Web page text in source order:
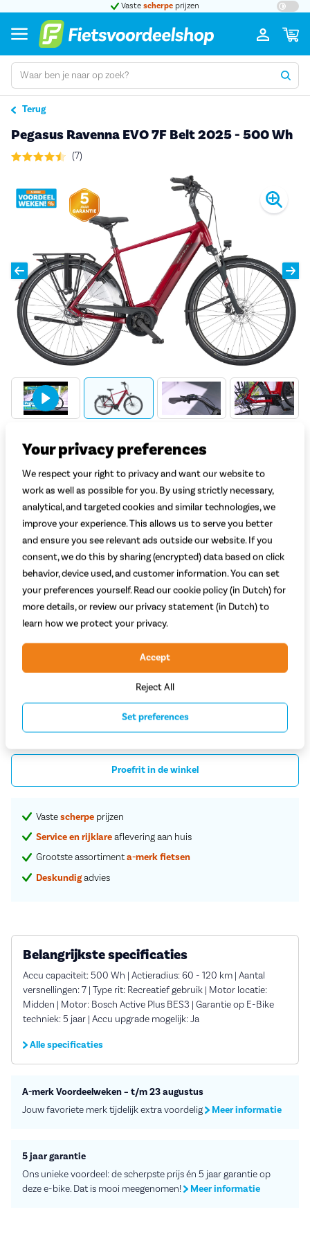
Vaste scherpe prijzen
Terug
Pegasus Ravenna EVO 7F Belt 2025 - 500 Wh
(7)
Welk model kies je?
Dames Heren
Welke kleur kies je?
Rood Grijs Mat
Welke maat kies je?
Maat 50
160 - 170 cm
Maat 55
171 - 180 cm
Maat 60
181 - 190 cm
Maat 65
191 - 200 cm
Welke accu kies je?Uitleg
500 Wh
60 - 120 km
Adviesprijs3.549,-
Proefrit in de winkel
Vastescherpeprijzen
Service en rijklareaflevering aan huis
Grootste assortimenta-merk fietsen
Deskundigadvies
Belangrijkste specificaties
Accu capaciteit: 500 Wh | Actieradius: 60 - 120 km | Aantal
versnellingen: 7 | Type rit: Recreatief gebruik | Motor locatie:
Midden | Motor: Bosch Active Plus BES3 | Garantie op E-Bike
techniek: 5 jaar | Accu upgrade mogelijk: Ja
Alle specificaties
A-merk Voordeelweken – t/m 23 augustus
Jouw favoriete merk tijdelijk extra voordelig
Meer informatie
5 jaar garantie
Ons unieke voordeel: de scherpste prijs én 5 jaar garantie op
deze e-bike. Dat is mooi meegenomen!
Meer informatie
Your privacy preferences
We respect your right to privacy and want our website to
work as well as possible for you. By using strictly necessary,
analytical, and targeted cookies and similar technologies, we
improve your experience. This allows us to serve you better
and ensure you see relevant ads outside our website. If you
consent, we do this by sharing (encrypted) data based on click
behavior, device used, and customer information. You can set
your preferences yourself. Read our cookie policy (in Dutch) for
more details, or review our privacy statement (in Dutch) to
learn how we protect your privacy.
Reject All
Accept
Set preferences